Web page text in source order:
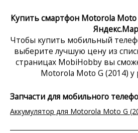
Купить смартфон Motorola
Чтобы купить мобильный
выберите лучшую цену из
страницах MobiHobby вы
Motorola Moto G (2014) у
Запчасти для мобильного
Аккумулятор для Motorola Moto G